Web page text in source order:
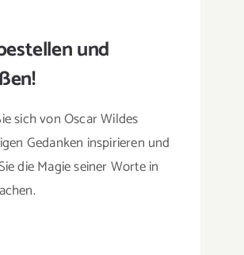
und
sich von Oscar Wildes
Gedanken inspirieren und
die Magie seiner Worte in